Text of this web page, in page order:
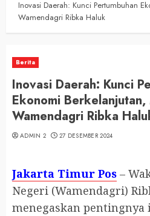
Inovasi Daerah: Kunci Pertumbuhan
Wamendagri Ribka Haluk
Berita
Inovasi Daerah: Kunci
Ekonomi
Wamendagri Ribka
ADMIN 2 27 DESEMBER 2024
Jakarta Timur Pos –
Negeri (Wamendagri)
menegaskan pentingnya